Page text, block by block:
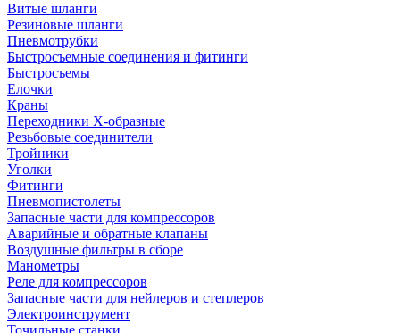
Витые шланги
Резиновые шланги
Пневмотрубки
Быстросъемные соединения и фитинги
Быстросъемы
Елочки
Краны
Переходники Х-образные
Резьбовые соединители
Тройники
Уголки
Фитинги
Пневмопистолеты
Запасные части для компрессоров
Аварийные и обратные клапаны
Воздушные фильтры в сборе
Манометры
Реле для компрессоров
Запасные части для нейлеров и степлеров
Электроинструмент
Точильные станки